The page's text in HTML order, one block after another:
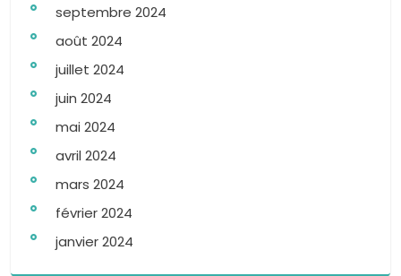
septembre 2024
août 2024
juillet 2024
juin 2024
mai 2024
avril 2024
mars 2024
février 2024
janvier 2024